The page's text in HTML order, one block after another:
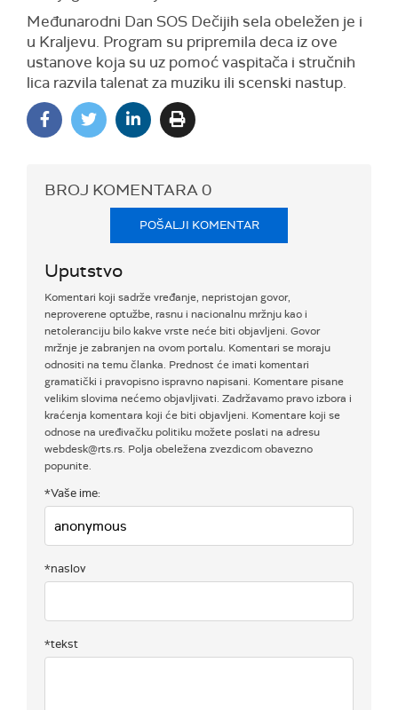
Međunarodni Dan SOS Dečijih sela obeležen je i
u Kraljevu. Program su pripremila deca iz ove
ustanove koja su uz pomoć vaspitača i stručnih
lica razvila talenat za muziku ili scenski nastup.
BROJ KOMENTARA0
POŠALJI KOMENTAR
Uputstvo
Komentari koji sadrže vređanje, nepristojan govor,
neproverene optužbe, rasnu i nacionalnu mržnju kao i
netoleranciju bilo kakve vrste neće biti objavljeni. Govor
mržnje je zabranjen na ovom portalu. Komentari se moraju
odnositi na temu članka. Prednost će imati komentari
gramatički i pravopisno ispravno napisani. Komentare pisane
velikim slovima nećemo objavljivati. Zadržavamo pravo izbora i
kraćenja komentara koji će biti objavljeni. Komentare koji se
odnose na uređivačku politiku možete poslati na adresu
webdesk@rts.rs. Polja obeležena zvezdicom obavezno
popunite.
*Vaše ime:
*naslov
*tekst